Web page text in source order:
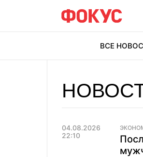
ВСЕ
04.08.2026
22:10